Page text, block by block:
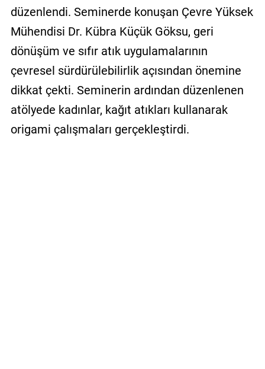
düzenlendi. Seminerde konuşan Çevre Yüksek
Mühendisi Dr. Kübra Küçük Göksu, geri
dönüşüm ve sıfır atık uygulamalarının
çevresel sürdürülebilirlik açısından önemine
dikkat çekti. Seminerin ardından düzenlenen
atölyede kadınlar, kağıt atıkları kullanarak
origami çalışmaları gerçekleştirdi.